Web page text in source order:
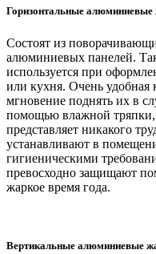
Горизонтальные
Состоят из
алюминиевых панелей.
используется при
или кухня. Очень удобная
мгновение поднять их в
помощью влажной тряпки,
представляет никакого
устанавливают в
гигиеническими
превосходно защищают
жаркое время года.
Вертикальные алюминиевые